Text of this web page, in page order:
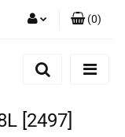
Zaloguj się
cookies
(0)
[2497]